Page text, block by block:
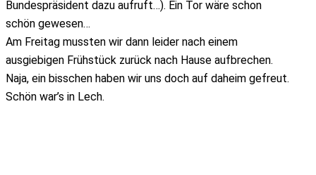
Bundespräsident dazu aufruft…). Ein Tor wäre schon
schön gewesen…
Am Freitag mussten wir dann leider nach einem
ausgiebigen Frühstück zurück nach Hause aufbrechen.
Naja, ein bisschen haben wir uns doch auf daheim gefreut.
Schön war’s in Lech.